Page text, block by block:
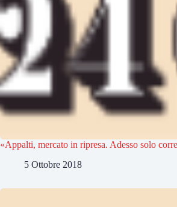
«Appalti, mercato in ripresa. Adesso solo
5 Ottobre 2018